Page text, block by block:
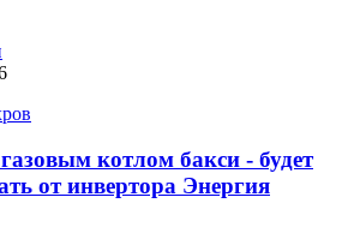
котлом бакси - будет
от инвертора Энергия